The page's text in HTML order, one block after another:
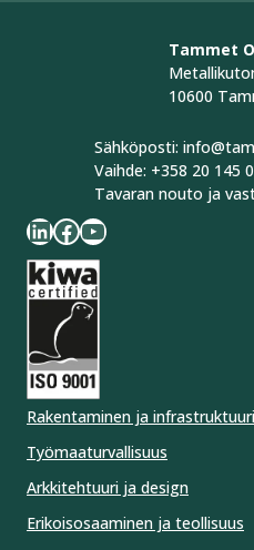
Tammet
10600
Sähköposti:
Vaihde: +358 20 145
Tavaran nouto ja
LinkedIn Facebook YouTube
Rakentaminen ja infrastruktuuri
Työmaaturvallisuus
Arkkitehtuuri ja design
Erikoisosaaminen ja teollisuus